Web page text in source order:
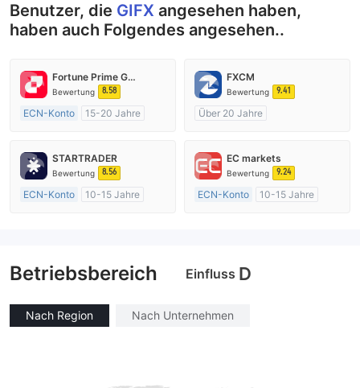
Benutzer, die GIFX angesehen haben,
haben auch Folgendes angesehen..
Fortune Prime Global
Bewertung 8.58
ECN-Konto
15-20 Jahre
Market Making (MM)
MT4-Volllizenz
FXCM
Bewertung 9.41
Über 20 Jahre
Market Making (MM)
MT4-Volllizenz
STARTRADER
Bewertung 8.56
ECN-Konto
10-15 Jahre
EC markets
Bewertung 9.24
ECN-Konto
10-15 Jahre
Betriebsbereich Einfluss D
Nach Region Nach Unternehmen